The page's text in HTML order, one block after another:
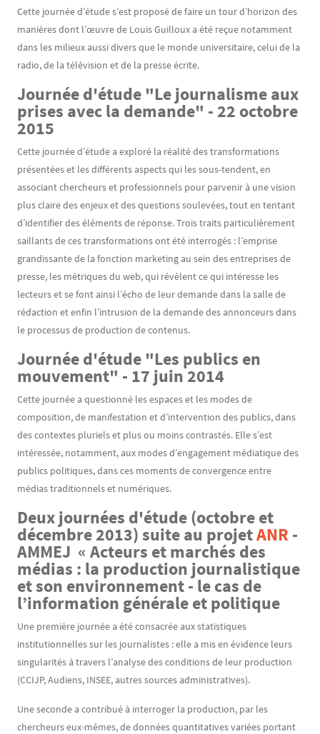
Cette journée d’étude s’est proposé de faire un tour d’horizon des
manières dont l’œuvre de Louis Guilloux a été reçue notamment
dans les milieux aussi divers que le monde universitaire, celui de la
radio, de la télévision et de la presse écrite.
Journée d'étude "Le journalisme aux
prises avec la demande" - 22 octobre
2015
Cette journée d’étude a exploré la réalité des transformations
présentées et les différents aspects qui les sous-tendent, en
associant chercheurs et professionnels pour parvenir à une vision
plus claire des enjeux et des questions soulevées, tout en tentant
d’identifier des éléments de réponse. Trois traits particulièrement
saillants de ces transformations ont été interrogés : l’emprise
grandissante de la fonction marketing au sein des entreprises de
presse, les métriques du web, qui révèlent ce qui intéresse les
lecteurs et se font ainsi l’écho de leur demande dans la salle de
rédaction et enfin l’intrusion de la demande des annonceurs dans
le processus de production de contenus.
Journée d'étude "Les publics en
mouvement" - 17 juin 2014
Cette journée a questionné les espaces et les modes de
composition, de manifestation et d’intervention des publics, dans
des contextes pluriels et plus ou moins contrastés. Elle s’est
intéressée, notamment, aux modes d’engagement médiatique des
publics politiques, dans ces moments de convergence entre
médias traditionnels et numériques.
Deux journées d'étude (octobre et
décembre 2013) suite au projetANR -
AMMEJ « Acteurs et marchés des
médias : la production journalistique
et son environnement - le cas de
l’information générale et politique
Une première journée a été consacrée aux statistiques
institutionnelles sur les journalistes : elle a mis en évidence leurs
singularités à travers l’analyse des conditions de leur production
(CCIJP, Audiens, INSEE, autres sources administratives).
Une seconde a contribué à interroger la production, par les
chercheurs eux-mêmes, de données quantitatives variées portant